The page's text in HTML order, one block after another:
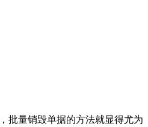
批量销毁单据的方法就显得尤为